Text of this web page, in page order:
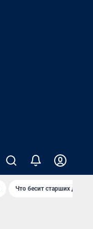
Что бесит старших детей